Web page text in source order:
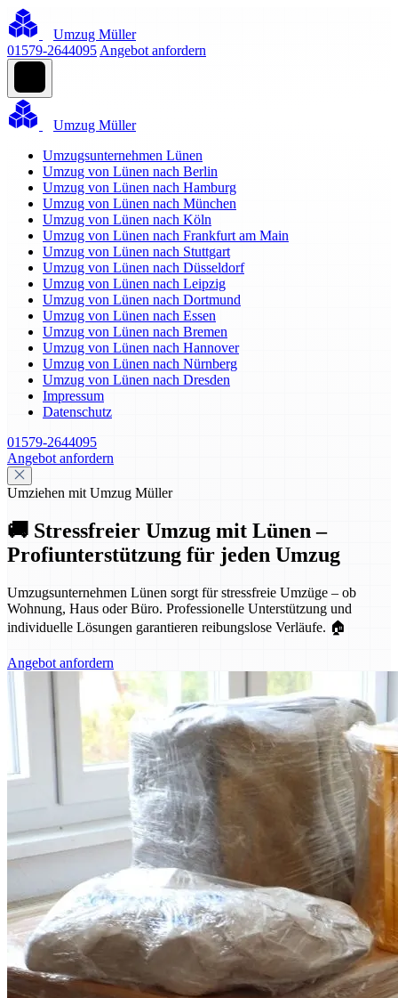
Umzug Müller
01579-2644095 Angebot anfordern
Umzug Müller
Umzugsunternehmen Lünen
Umzug von Lünen nach Berlin
Umzug von Lünen nach Hamburg
Umzug von Lünen nach München
Umzug von Lünen nach Köln
Umzug von Lünen nach Frankfurt am Main
Umzug von Lünen nach Stuttgart
Umzug von Lünen nach Düsseldorf
Umzug von Lünen nach Leipzig
Umzug von Lünen nach Dortmund
Umzug von Lünen nach Essen
Umzug von Lünen nach Bremen
Umzug von Lünen nach Hannover
Umzug von Lünen nach Nürnberg
Umzug von Lünen nach Dresden
Impressum
Datenschutz
01579-2644095
Angebot anfordern
Umziehen mit Umzug Müller
🚚 Stressfreier Umzug mit Lünen –
Profiunterstützung für jeden Umzug
Umzugsunternehmen Lünen sorgt für stressfreie Umzüge – ob
Wohnung, Haus oder Büro. Professionelle Unterstützung und
individuelle Lösungen garantieren reibungslose Verläufe. 🏠
Angebot anfordern